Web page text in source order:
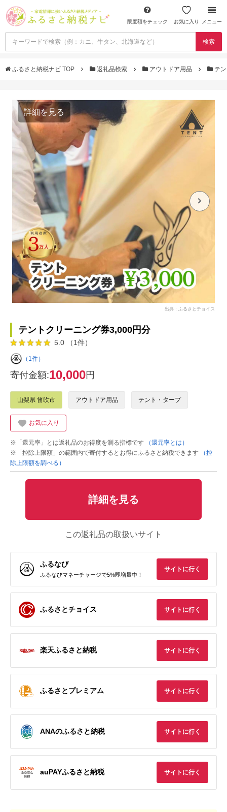
限度額をチェック お気に入り メニュー
検索
ふるさと納税ナビ TOP 返礼品検索 アウトドア用品 テ
詳細を見る
出典：ふるさとチョイス
テントクリーニング券3,000円分
5.0 （1件）
（1件）
寄付金額:10,000円
山梨県 笛吹市 アウトドア用品 テント・タープ
お気に入り
※「還元率」とは返礼品のお得度を測る指標です
（還元率とは）
※「控除上限額」の範囲内で寄付するとお得にふるさと納税できます
（控
除上限額を調べる）
詳細を見る
この返礼品の取扱いサイト
ふるなび
ふるなびマネーチャージで5%即増量中！
サイトに行く
ふるさとチョイス サイトに行く
楽天ふるさと納税 サイトに行く
ふるさとプレミアム サイトに行く
ANAのふるさと納税 サイトに行く
auPAYふるさと納税 サイトに行く